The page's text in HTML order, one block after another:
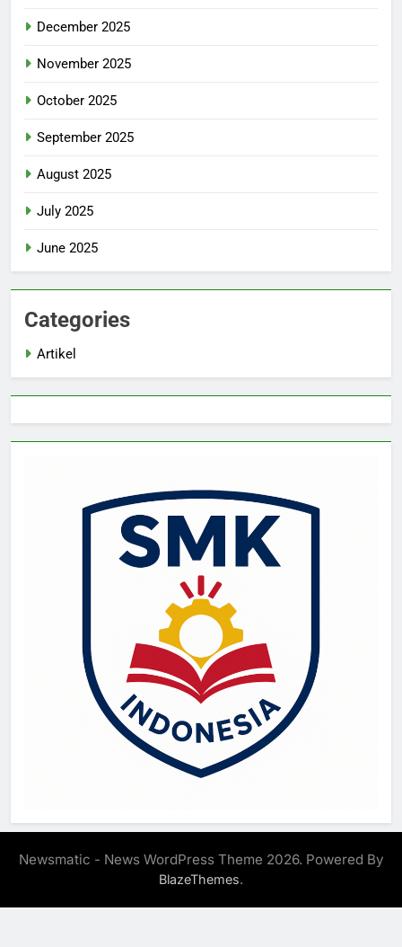
December 2025
November 2025
October 2025
September 2025
August 2025
July 2025
June 2025
Categories
Artikel
Newsmatic - News WordPress Theme 2026. Powered By
BlazeThemes.